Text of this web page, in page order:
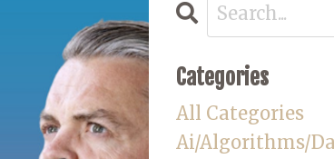
Categories
All Categories
Ai/algorithms/